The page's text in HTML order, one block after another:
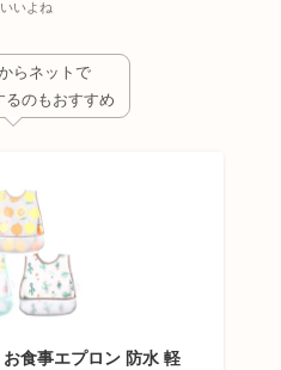
いよね
らネットで
るのもおすすめ
食事エプロン 防水 軽